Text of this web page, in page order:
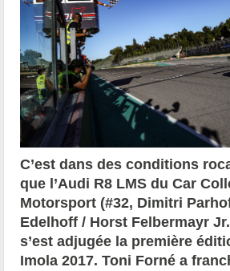
C’est dans des conditions
que l’Audi R8 LMS duCar
Motorsport (#32, Dimitri
Edelhoff / Horst Felbermayr Jr.
s’est adjugée la première
Imola 2017.Toni Forné a